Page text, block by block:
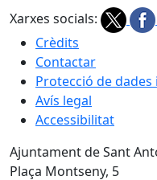
Xarxes socials:
Crèdits
Contactar
Protecció de
Avís legal
Accessibilitat
Ajuntament de Sant
Plaça Montseny, 5